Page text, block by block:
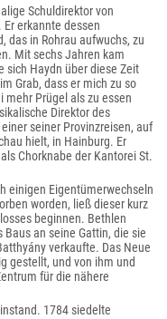
Schuldirektor von
erkannte dessen
das in Rohrau aufwuchs, zu
Mit sechs Jahren kam
sich Haydn über diese Zeit
Grab, dass er mich zu so
Prügel als zu essen
Direktor des
seiner Provinzreisen, auf
hielt, in Hainburg. Er
Chorknabe der Kantorei St.
einigen Eigentümerwechseln
worden, ließ dieser kurz
beginnen. Bethlen
an seine Gattin, die sie
verkaufte. Das Neue
gestellt, und von ihm und
für die nähere
1784 siedelte